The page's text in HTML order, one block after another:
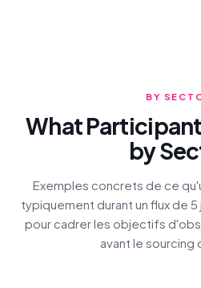
BY
What
by
Exemples concrets de ce
typiquement durant un flux de
pour cadrer les objectifs
avant le sourcing